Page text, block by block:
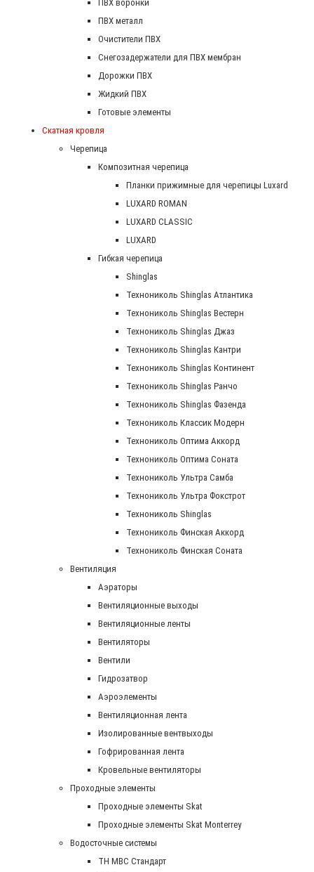
ПВХ воронки
ПВХ металл
Очистители ПВХ
Снегозадержатели для ПВХ мембран
Дорожки ПВХ
Жидкий ПВХ
Готовые элементы
Скатная кровля
Черепица
Композитная черепица
Планки прижимные для черепицы Luxard
LUXARD ROMAN
LUXARD CLASSIC
LUXARD
Гибкая черепица
Shinglas
Технониколь Shinglas Атлантика
Технониколь Shinglas Вестерн
Технониколь Shinglas Джаз
Технониколь Shinglas Кантри
Технониколь Shinglas Континент
Технониколь Shinglas Ранчо
Технониколь Shinglas Фазенда
Технониколь Классик Модерн
Технониколь Оптима Аккорд
Технониколь Оптима Соната
Технониколь Ультра Самба
Технониколь Ультра Фокстрот
Технониколь Shinglas
Технониколь Финская Аккорд
Технониколь Финская Соната
Вентиляция
Аэраторы
Вентиляционные выходы
Вентиляционные ленты
Вентиляторы
Вентили
Гидрозатвор
Аэроэлементы
Вентиляционная лента
Изолированные вентвыходы
Гофрированная лента
Кровельные вентиляторы
Проходные элементы
Проходные элементы Skat
Проходные элементы Skat Monterrey
Водосточные системы
TH MBC Стандарт